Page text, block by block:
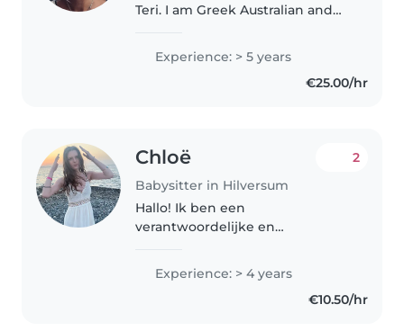
Teri. I am Greek Australian and
along with very good Dutch. For
me babysitting is connecting
Experience: > 5 years
€25.00/hr
Chloë
Babysitter in Hilversum
2
Hallo! Ik ben een
verantwoordelijke en
ervaring in de zorg voor peuters,
kleuters en basisschoolkinderen.
Ik ben enthousiast over het
Experience: > 4 years
€10.50/hr